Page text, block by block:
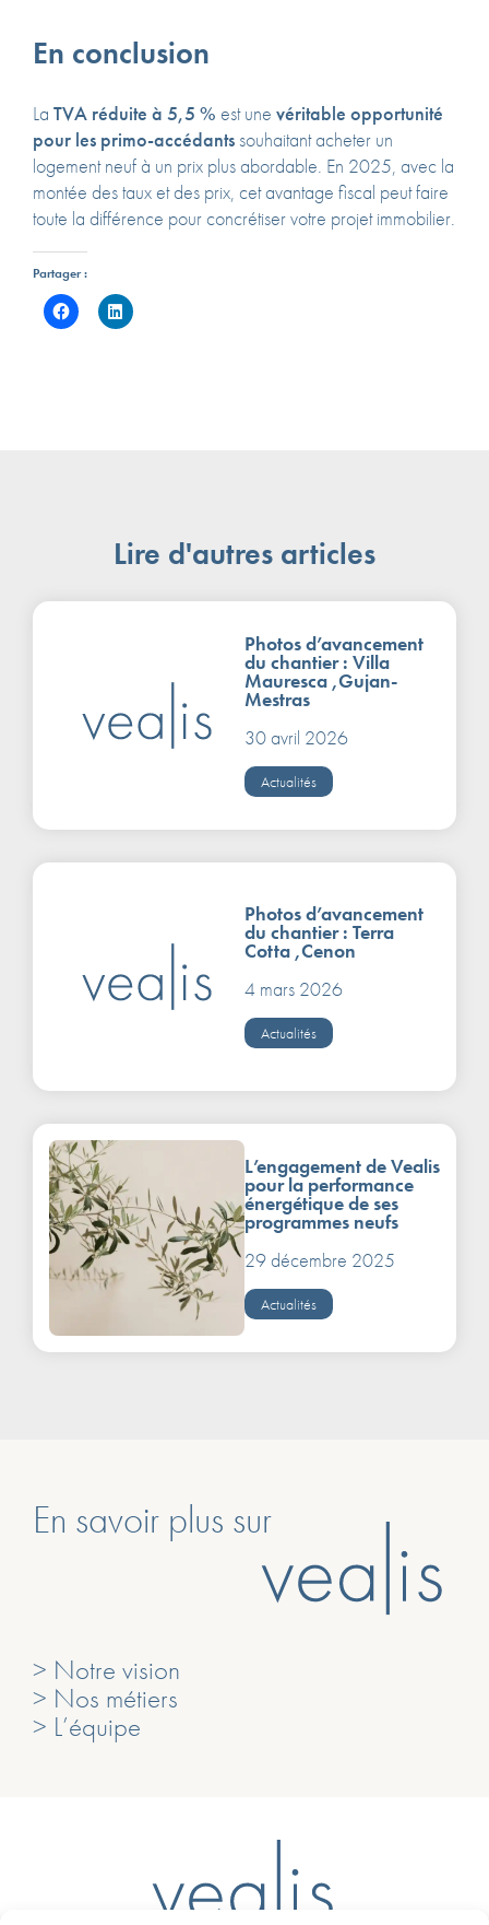
En conclusion
La TVA réduite à 5,5 % est une véritable opportunité
pour les primo-accédants souhaitant acheter un
logement neuf à un prix plus abordable. En 2025, avec la
montée des taux et des prix, cet avantage fiscal peut faire
toute la différence pour concrétiser votre projet immobilier.
Partager :
Lire d'autres articles
Photos d’avancement
du chantier : Villa
Mauresca ,Gujan-
Mestras
30 avril 2026
Actualités
Photos d’avancement
du chantier : Terra
Cotta ,Cenon
4 mars 2026
Actualités
L’engagement de Vealis
pour la performance
énergétique de ses
programmes neufs
29 décembre 2025
Actualités
En savoir plus sur
> Notre vision
> Nos métiers
> L’équipe